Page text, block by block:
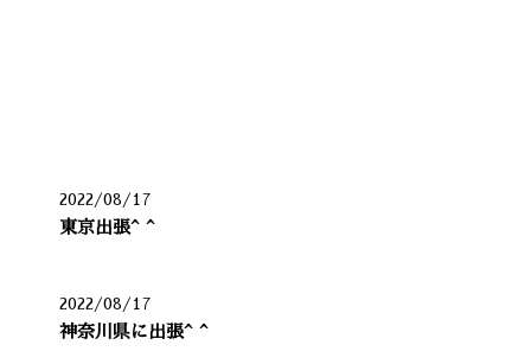
2022/08/17
東京出張^ ^
2022/08/17
神奈川県に出張^ ^